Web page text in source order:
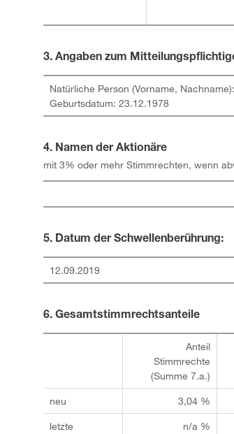
3. Angaben zum
Natürliche Person (Vorname, Nachname):
Geburtsdatum: 23.12.1978
4. Namen der Aktionäre
mit 3% oder mehr Stimmrechten, wenn
5. Datum der Schwellenberührung:
12.09.2019
6. Gesamtstimmrechtsanteile
Anteil
Stimmrechte
(Summe 7.a.)
neu 3,04 %
letzte
n/a %